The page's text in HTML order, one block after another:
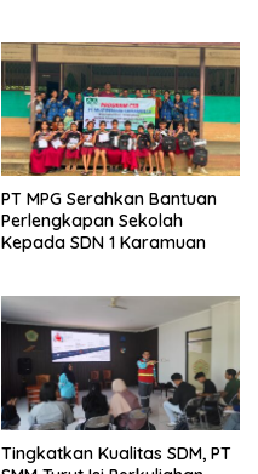
PT MPG Serahkan Bantuan
Perlengkapan Sekolah
Kepada SDN 1 Karamuan
Tingkatkan Kualitas SDM, PT